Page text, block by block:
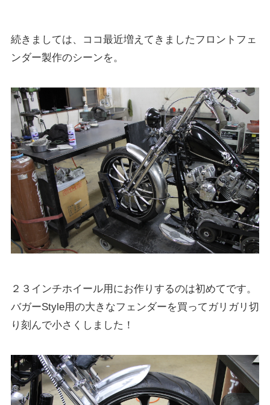
続きましては、ココ最近増えてきましたフロントフェ
ンダー製作のシーンを。
２３インチホイール用にお作りするのは初めてです。
バガーStyle用の大きなフェンダーを買ってガリガリ切
り刻んで小さくしました！